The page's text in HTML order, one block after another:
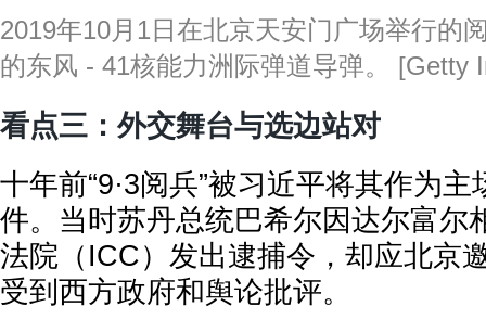
2019年10月1日在北京天安门广场举行的
的东风 - 41核能力洲际弹道导弹。 [Getty
看点三：外交舞台与选边站对
十年前“9·3阅兵”被习近平将其作为
件。当时苏丹总统巴希尔因达尔富尔
法院（ICC）发出逮捕令，却应北京
受到西方政府和舆论批评。